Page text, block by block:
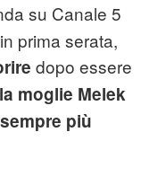
su Canale 5
prima serata,
dopo essere
moglie Melek
sempre più